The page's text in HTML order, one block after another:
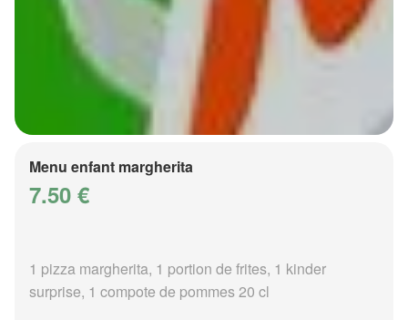
Menu enfant margherita
7.50 €
1 pizza margherita, 1 portion de frites, 1 kinder
surprise, 1 compote de pommes 20 cl